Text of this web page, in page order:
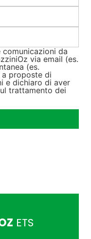
comunicazioni da
via email (es.
(es.
a proposte di
e dichiaro di aver
trattamento dei
ETS